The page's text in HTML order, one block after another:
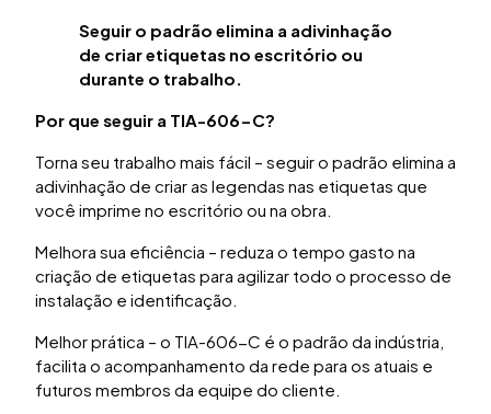
Seguir o padrão elimina a adivinhação
de criar etiquetas no escritório ou
durante o trabalho.
Por que seguir a TIA-606-C?
Torna seu trabalho mais fácil – seguir o padrão elimina a
adivinhação de criar as legendas nas etiquetas que
você imprime no escritório ou na obra.
Melhora sua eficiência – reduza o tempo gasto na
criação de etiquetas para agilizar todo o processo de
instalação e identificação.
Melhor prática – o TIA-606-C é o padrão da indústria,
facilita o acompanhamento da rede para os atuais e
futuros membros da equipe do cliente.